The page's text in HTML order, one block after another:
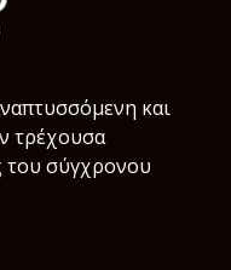
και
τρέχουσα
του σύγχρονου